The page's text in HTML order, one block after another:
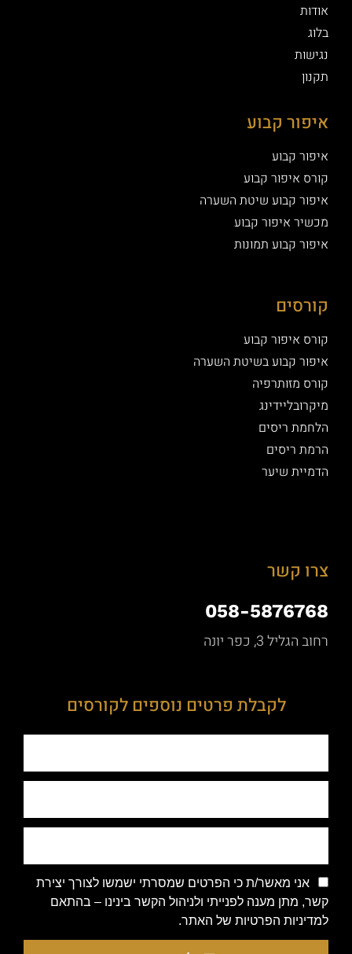
אודות
בלוג
נגישות
תקנון
איפור קבוע
איפור קבוע
קורס איפור קבוע
איפור קבוע שיטת השערה
מכשיר איפור קבוע
איפור קבוע תמונות
קורסים
קורס איפור קבוע
איפור קבוע בשיטת השערה
קורס מזותרפיה
מיקרובליידינג
הלחמת ריסים
הרמת ריסים
הדמיית שיער
צרו קשר
058-5876768
רחוב הגליל 3, כפר יונה
לקבלת פרטים נוספים לקורסים
אני מאשר/ת כי הפרטים שמסרתי ישמשו לצורך יצירת
קשר, מתן מענה לפנייתי ולניהול הקשר בינינו – בהתאם
למדיניות הפרטיות של האתר.